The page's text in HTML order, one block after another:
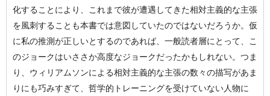
化することにより、これまで彼が遭遇してきた相対主義的な主張
を風刺することも本書では意図していたのではないだろうか。仮
に私の推測が正しいとするのであれば、一般読者層にとって、こ
のジョークはいささか高度なジョークだったかもしれない。つま
り、ウィリアムソンによる相対主義的な主張の数々の描写があま
りにも巧みすぎて、哲学的トレーニングを受けていない人物に